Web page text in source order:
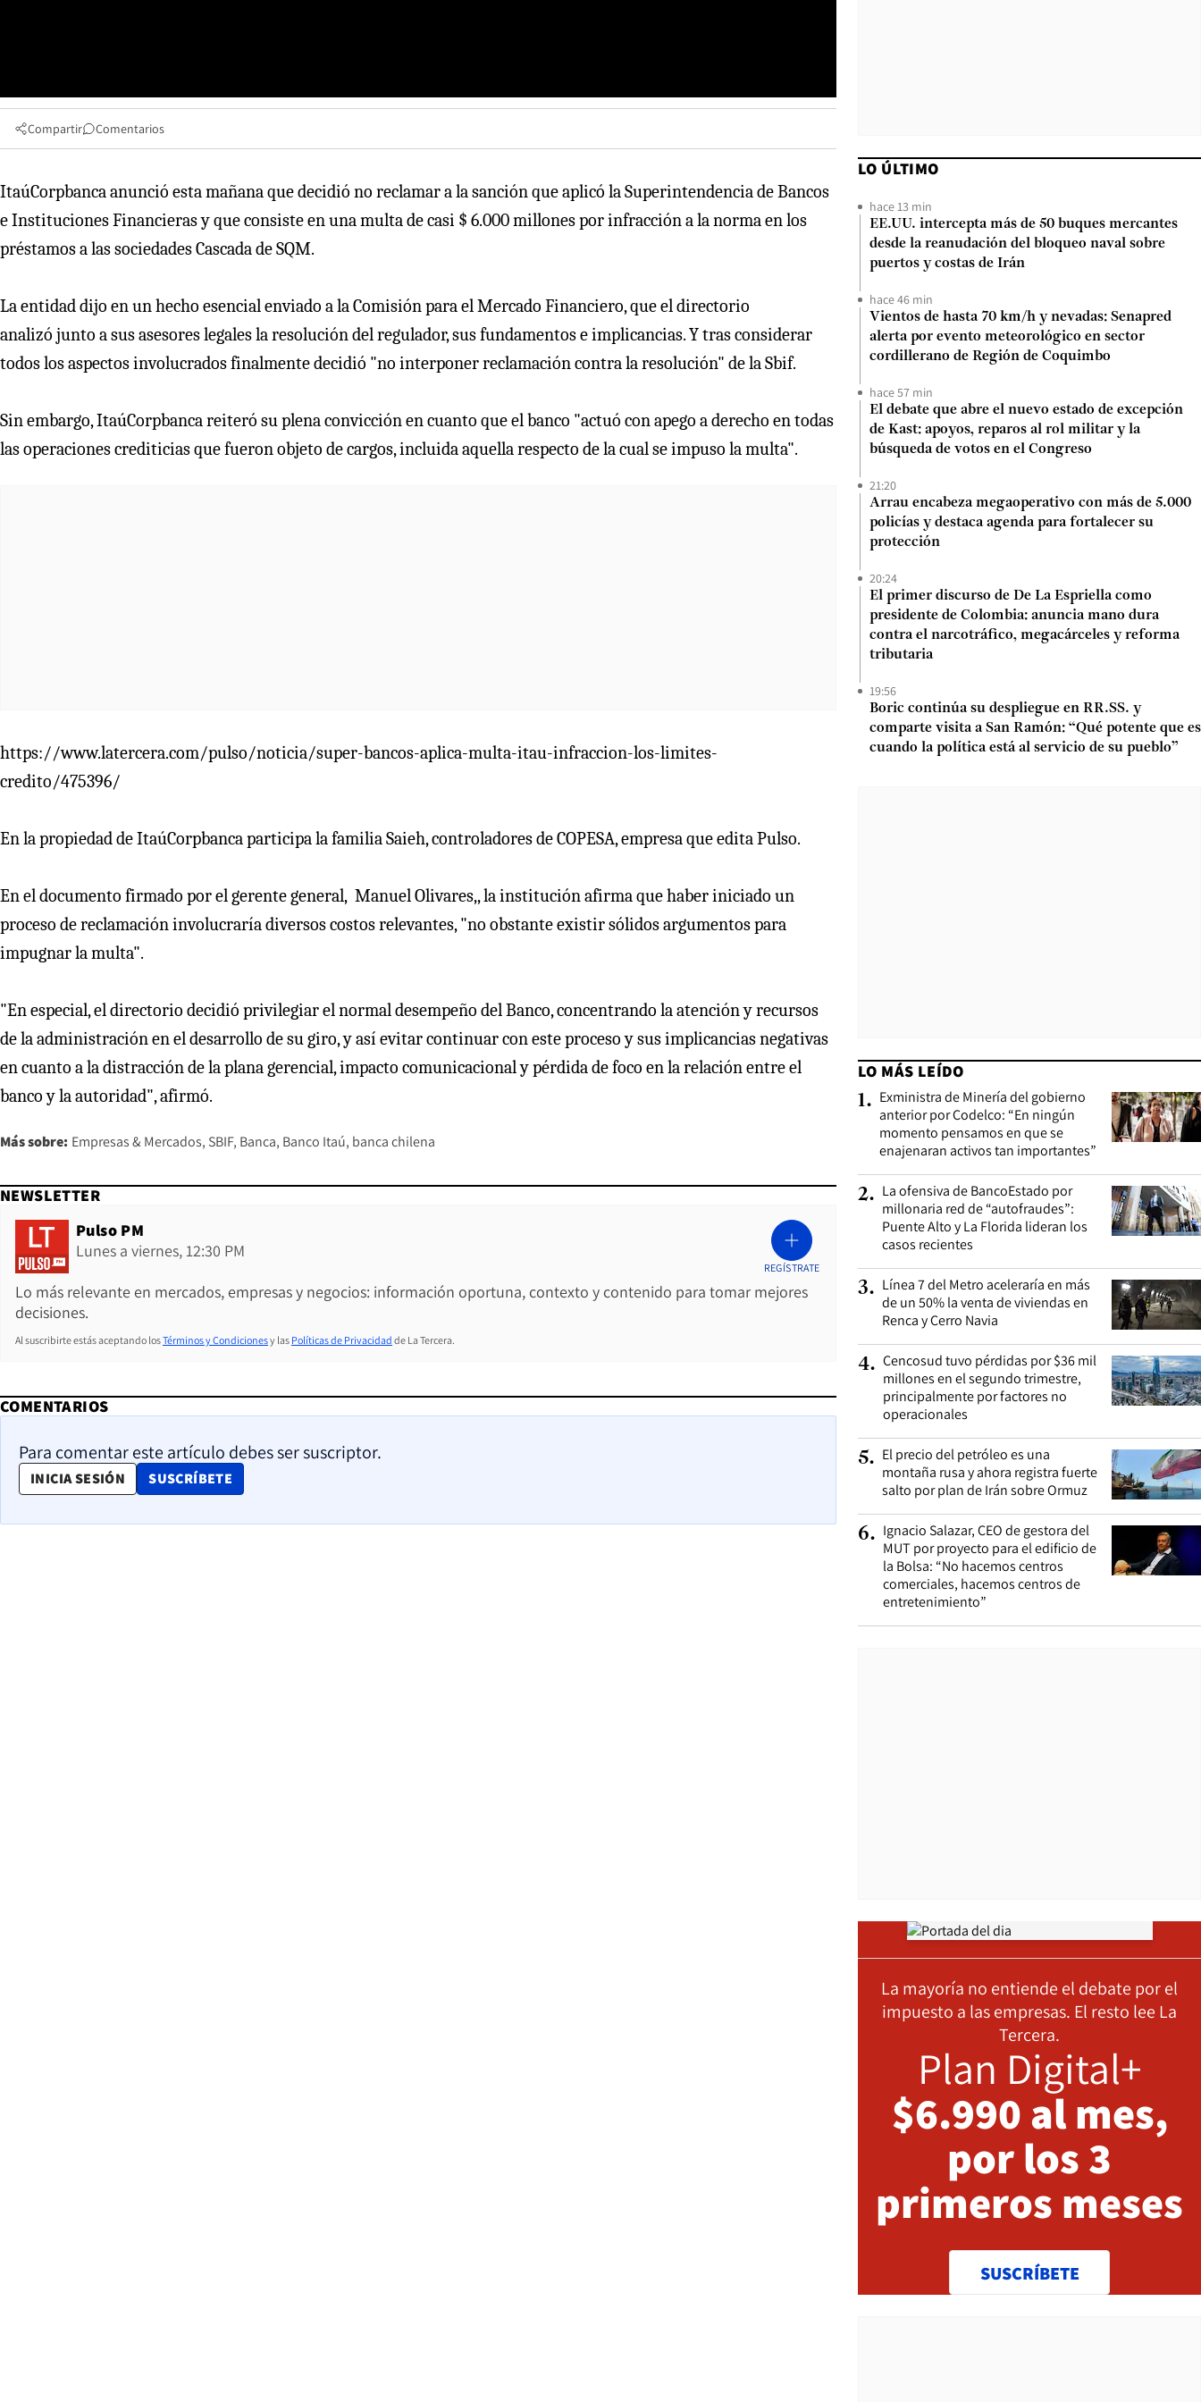
Compartir Comentarios
ItaúCorpbanca anunció esta mañana que decidió no reclamar a la sanción que aplicó la Superintendencia de Bancos
e Instituciones Financieras y que consiste en una multa de casi $ 6.000 millones por infracción a la norma en los
préstamos a las sociedades Cascada de SQM.
La entidad dijo en un hecho esencial enviado a la Comisión para el Mercado Financiero, que el directorio
analizó junto a sus asesores legales la resolución del regulador, sus fundamentos e implicancias. Y tras considerar
todos los aspectos involucrados finalmente decidió "no interponer reclamación contra la resolución" de la Sbif.
Sin embargo, ItaúCorpbanca reiteró su plena convicción en cuanto que el banco "actuó con apego a derecho en todas
las operaciones crediticias que fueron objeto de cargos, incluida aquella respecto de la cual se impuso la multa".
https://www.latercera.com/pulso/noticia/super-bancos-aplica-multa-itau-infraccion-los-limites-
credito/475396/
En la propiedad de ItaúCorpbanca participa la familia Saieh, controladores de COPESA, empresa que edita Pulso.
En el documento firmado por el gerente general, Manuel Olivares,, la institución afirma que haber iniciado un
proceso de reclamación involucraría diversos costos relevantes, "no obstante existir sólidos argumentos para
impugnar la multa".
"En especial, el directorio decidió privilegiar el normal desempeño del Banco, concentrando la atención y recursos
de la administración en el desarrollo de su giro, y así evitar continuar con este proceso y sus implicancias negativas
en cuanto a la distracción de la plana gerencial, impacto comunicacional y pérdida de foco en la relación entre el
banco y la autoridad", afirmó.
Más sobre: Empresas & Mercados SBIF Banca Banco Itaú banca chilena
NEWSLETTER
Pulso PM
Lunes a viernes, 12:30 PM
Lo más relevante en mercados, empresas y negocios: información oportuna, contexto y contenido para tomar mejores
decisiones.
REGÍSTRATE
Al suscribirte estás aceptando losTérminos y Condicionesy las Políticas de Privacidad de La Tercera.
COMENTARIOS
Para comentar este artículo debes ser suscriptor.
INICIA SESIÓN SUSCRÍBETE
OPENS IN NEW WINDOW
LO ÚLTIMO
hace 13 min
EE.UU. intercepta más de 50 buques mercantes
desde la reanudación del bloqueo naval sobre
puertos y costas de Irán
hace 46 min
Vientos de hasta 70 km/h y nevadas: Senapred
alerta por evento meteorológico en sector
cordillerano de Región de Coquimbo
hace 57 min
El debate que abre el nuevo estado de excepción
de Kast: apoyos, reparos al rol militar y la
búsqueda de votos en el Congreso
21:20
Arrau encabeza megaoperativo con más de 5.000
policías y destaca agenda para fortalecer su
protección
20:24
El primer discurso de De La Espriella como
presidente de Colombia: anuncia mano dura
contra el narcotráfico, megacárceles y reforma
tributaria
19:56
Boric continúa su despliegue en RR.SS. y
comparte visita a San Ramón: “Qué potente que es
cuando la política está al servicio de su pueblo”
LO MÁS LEÍDO
1. Exministra de Minería del gobierno
anterior por Codelco: “En ningún
momento pensamos en que se
enajenaran activos tan importantes”
2. La ofensiva de BancoEstado por
millonaria red de “autofraudes”:
Puente Alto y La Florida lideran los
casos recientes
3. Línea 7 del Metro aceleraría en más
de un 50% la venta de viviendas en
Renca y Cerro Navia
4. Cencosud tuvo pérdidas por $36 mil
millones en el segundo trimestre,
principalmente por factores no
operacionales
5. El precio del petróleo es una
montaña rusa y ahora registra fuerte
salto por plan de Irán sobre Ormuz
6. Ignacio Salazar, CEO de gestora del
MUT por proyecto para el edificio de
la Bolsa: “No hacemos centros
comerciales, hacemos centros de
entretenimiento”
Opens in new window
La mayoría no entiende el debate por el
impuesto a las empresas. El resto lee La
Tercera.
Plan Digital+
$6.990 al mes,
por los 3
primeros meses
SUSCRÍBETE